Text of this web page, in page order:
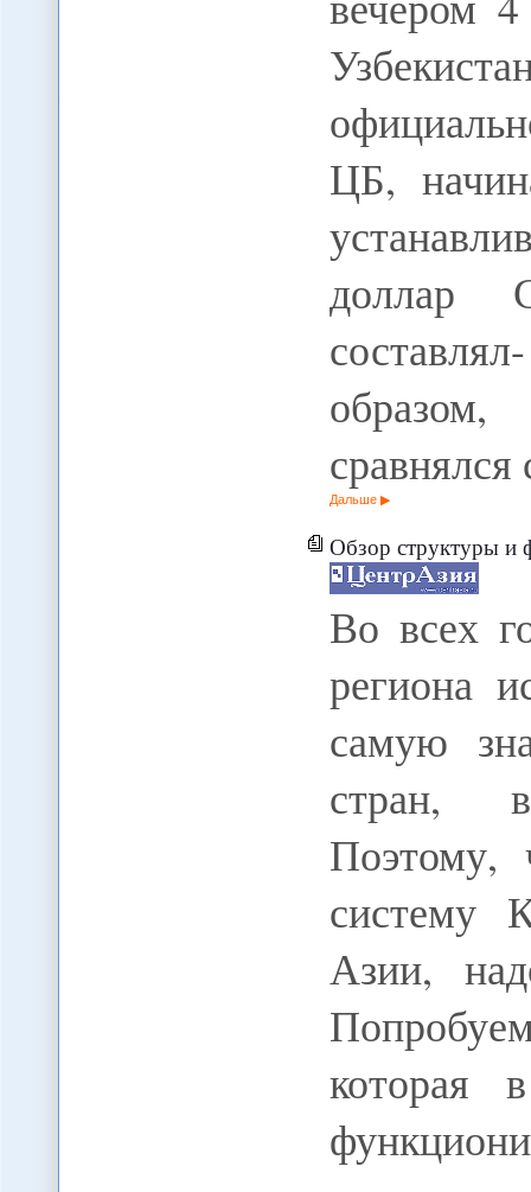
ЦБ,
доллар
Дальше
Обзор структуры и
Во всех
региона
самую
стран,
Поэтому,
систему
Азии,
которая